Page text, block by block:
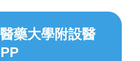
藥大學附設醫